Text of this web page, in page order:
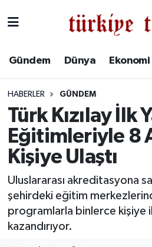
Gündem Dünya Ekonomi
HABERLER GÜNDEM
Türk Kızılay İlk
Eğitimleriyle 8
Kişiye Ulaştı
Uluslararası akreditasyona
şehirdeki eğitim
programlarla binlerce kişiye
kazandırıyor.
Spor
Savunma - Teknoloji
Kültür - Sanat
Yaşam
Süper Lig Puan Durumu
Tüm Manşetler
Son Dakika Haberleri
Haber Arşivi